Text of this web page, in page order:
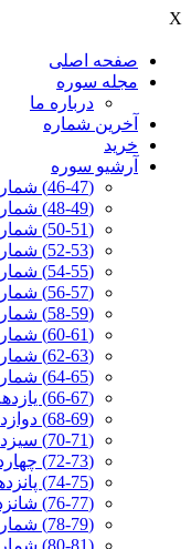
X
صفحه اصلی
مجله سوره
درباره ما
آخرين شماره
خرید
آرشیو سوره
(46-47) شماره اول
(48-49) شماره دوم
(50-51) شماره سوم
(52-53) شماره چهارم
(54-55) شماره پنجم
(56-57) شماره ششم
(58-59) شماره هفتم
(60-61) شماره هشتم
(62-63) شماره نهم
(64-65) شماره دهم
(66-67) یازدهم
(68-69) دوازدهم
(70-71) سیزدهم
(72-73) چهاردهم
(74-75) پانزدهم
(76-77) شانزدهم
(78-79) شماره هفدهم
(80-81) شماره هجدهم